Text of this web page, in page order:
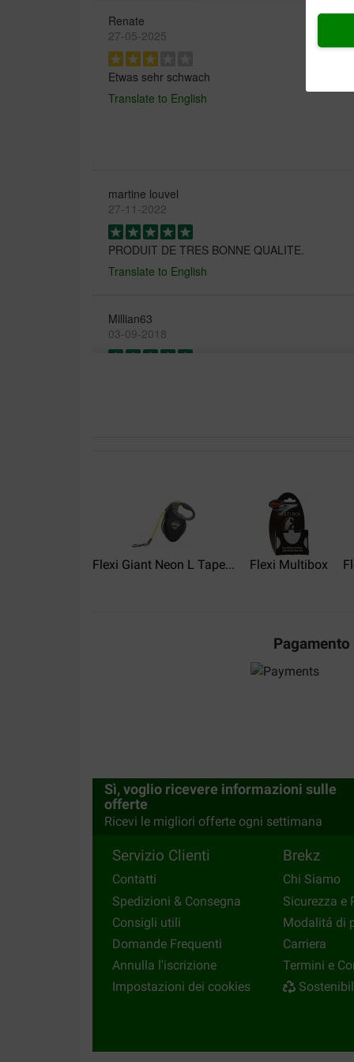
Renate
27-05-2025
Etwas sehr schwach
Translate to English
martine louvel
27-11-2022
PRODUIT DE TRES BONNE QUALITE.
Translate to English
Millian63
03-09-2018
Flexi Giant Neon L Tape... Flexi Multibox
Pagamento
Sì, voglio ricevere informazioni sulle
offerte
Ricevi le migliori offerte ogni settimana
Servizio Clienti
Contatti
Spedizioni & Consegna
Consigli utili
Domande Frequenti
Annulla l'iscrizione
Impostazioni dei cookies
Brekz
Chi Siamo
Sicurezza e
Modalitá di
Carriera
Termini e